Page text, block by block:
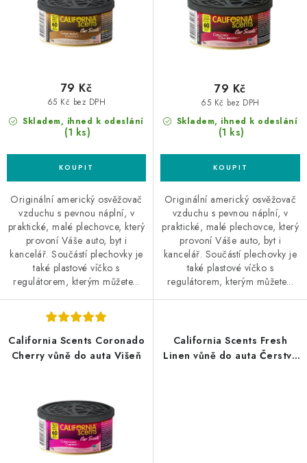
Skladem, ihned k odeslání
(1 ks)
65 Kč bez DPH
79 Kč
Originální americký osvěžovač
vzduchu s pevnou náplní, v
praktické, malé plechovce, který
provoní Váše auto, byt i
kancelář. Součástí plechovky je
také plastové víčko s
regulátorem, kterým můžete...
Skladem, ihned k odeslání
(1 ks)
65 Kč bez DPH
79 Kč
Originální americký osvěžovač
vzduchu s pevnou náplní, v
praktické, malé plechovce, který
provoní Váše auto, byt i
kancelář. Součástí plechovky je
také plastové víčko s
regulátorem, kterým můžete...
California Scents Coronado
Cherry vůně do auta Višeň
California Scents Fresh
Linen vůně do auta Čerstvě